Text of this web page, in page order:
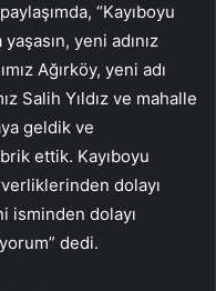
“Kayıboyu
yeni adınız
Ağırköy, yeni adı
Salih Yıldız ve mahalle
geldik ve
ettik. Kayıboyu
dolayı
isminden dolayı
dedi.